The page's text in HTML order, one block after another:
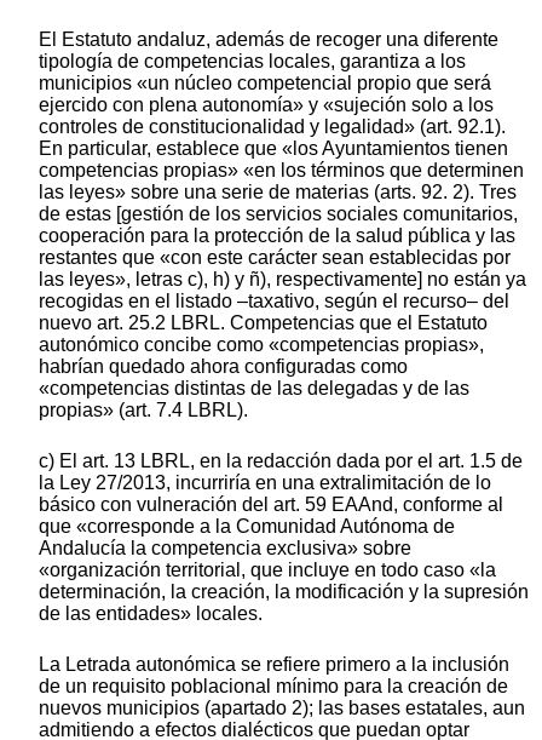
El Estatuto andaluz, además de recoger una diferente
tipología de competencias locales, garantiza a los
municipios «un núcleo competencial propio que será
ejercido con plena autonomía» y «sujeción solo a los
controles de constitucionalidad y legalidad» (art. 92.1).
En particular, establece que «los Ayuntamientos tienen
competencias propias» «en los términos que determinen
las leyes» sobre una serie de materias (arts. 92. 2). Tres
de estas [gestión de los servicios sociales comunitarios,
cooperación para la protección de la salud pública y las
restantes que «con este carácter sean establecidas por
las leyes», letras c), h) y ñ), respectivamente] no están ya
recogidas en el listado –taxativo, según el recurso– del
nuevo art. 25.2 LBRL. Competencias que el Estatuto
autonómico concibe como «competencias propias»,
habrían quedado ahora configuradas como
«competencias distintas de las delegadas y de las
propias» (art. 7.4 LBRL).
c) El art. 13 LBRL, en la redacción dada por el art. 1.5 de
la Ley 27/2013, incurriría en una extralimitación de lo
básico con vulneración del art. 59 EAAnd, conforme al
que «corresponde a la Comunidad Autónoma de
Andalucía la competencia exclusiva» sobre
«organización territorial, que incluye en todo caso «la
determinación, la creación, la modificación y la supresión
de las entidades» locales.
La Letrada autonómica se refiere primero a la inclusión
de un requisito poblacional mínimo para la creación de
nuevos municipios (apartado 2); las bases estatales, aun
admitiendo a efectos dialécticos que puedan optar